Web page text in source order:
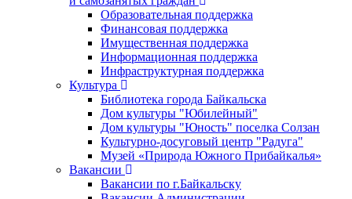
Образовательная поддержка
Финансовая поддержка
Имущественная поддержка
Информационная поддержка
Инфраструктурная поддержка
Культура
Библиотека города Байкальска
Дом культуры "Юбилейный"
Дом культуры "Юность" поселка Солзан
Культурно-досуговый центр "Радуга"
Музей «Природа Южного Прибайкалья»
Вакансии
Вакансии по г.Байкальску